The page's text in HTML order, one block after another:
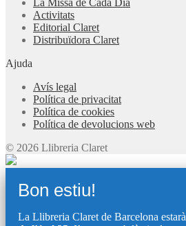
Activitats
Editorial Claret
Distribuïdora Claret
Ajuda
Avís legal
Política de privacitat
Política de cookies
Política de devolucions web
© 2026 Llibreria Claret
Bon estiu!
La Llibreria Claret de Barcelona estarà